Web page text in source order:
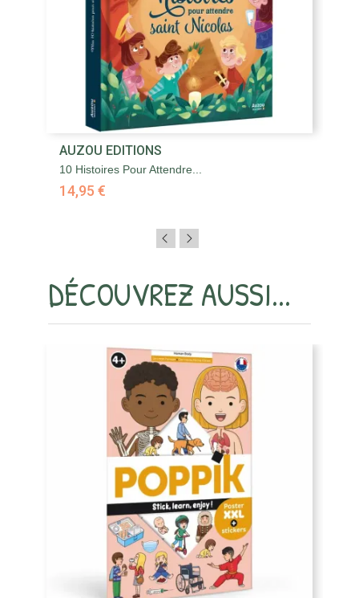
AUZOU EDITIONS
10 Histoires Pour Attendre...
14,95 €
DÉCOUVREZ AUSSI...